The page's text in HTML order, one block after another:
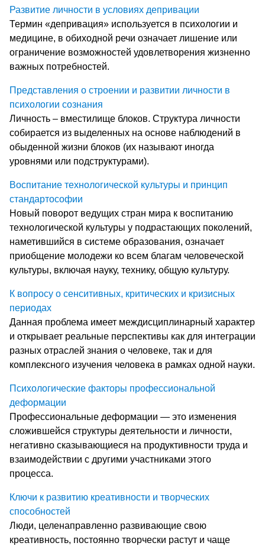
Развитие личности в условиях депривации
Термин «депривация» используется в психологии и
медицине, в обиходной речи означает лишение или
ограничение возможностей удовлетворения жизненно
важных потребностей.
Представления о строении и развитии личности в
психологии сознания
Личность – вместилище блоков. Структура личности
собирается из выделенных на основе наблюдений в
обыденной жизни блоков (их называют иногда
уровнями или подструктурами).
Воспитание технологической культуры и принцип
стандартософии
Новый поворот ведущих стран мира к воспитанию
технологической культуры у подрастающих поколений,
наметившийся в системе образования, означает
приобщение молодежи ко всем благам человеческой
культуры, включая науку, технику, общую культуру.
К вопросу о сенситивных, критических и кризисных
периодах
Данная проблема имеет междисциплинарный характер
и открывает реальные перспективы как для интеграции
разных отраслей знания о человеке, так и для
комплексного изучения человека в рамках одной науки.
Психологические факторы профессиональной
деформации
Профессиональные деформации — это изменения
сложившейся структуры деятельности и личности,
негативно сказывающиеся на продуктивности труда и
взаимодействии с другими участниками этого
процесса.
Ключи к развитию креативности и творческих
способностей
Люди, целенаправленно развивающие свою
креативность, постоянно творчески растут и чаще